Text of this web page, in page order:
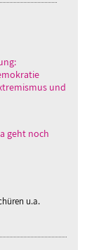
und
geht noch
u.a.